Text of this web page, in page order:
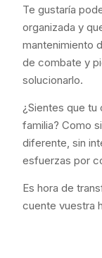
Te gustaría
organizada y
mantenimiento
de combate y
solucionarlo.
¿Sientes que tu
familia? Como
diferente, sin
esfuerzas por
Es hora de
cuente vuestra